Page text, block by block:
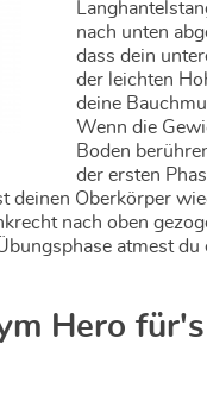
nach unten
dass dein
der leichten
deine
Wenn die
Boden
der ersten
deinen Oberkörper
nach oben
atmest
Hero